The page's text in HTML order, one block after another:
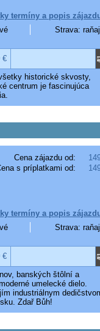
termíny a popis
Strava:
€
historické skvosty,
centrum je fascinujúca
Cena zájazdu od:
s príplatkami od:
termíny a popis
Strava:
€
banských štôlní a
umelecké dielo.
industriálnym
Zdař Bůh!